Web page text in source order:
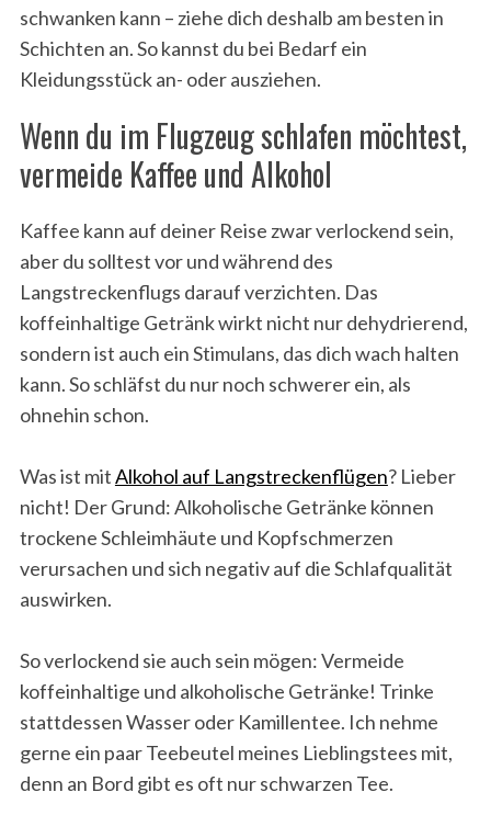
schwanken kann – ziehe dich deshalb am besten in
Schichten an. So kannst du bei Bedarf ein
Kleidungsstück an- oder ausziehen.
Wenn du im Flugzeug schlafen möchtest,
vermeide Kaffee und Alkohol
Kaffee kann auf deiner Reise zwar verlockend sein,
aber du solltest vor und während des
Langstreckenflugs darauf verzichten. Das
koffeinhaltige Getränk wirkt nicht nur dehydrierend,
sondern ist auch ein Stimulans, das dich wach halten
kann. So schläfst du nur noch schwerer ein, als
ohnehin schon.
Was ist mitAlkohol auf Langstreckenflügen? Lieber
nicht! Der Grund: Alkoholische Getränke können
trockene Schleimhäute und Kopfschmerzen
verursachen und sich negativ auf die Schlafqualität
auswirken.
So verlockend sie auch sein mögen: Vermeide
koffeinhaltige und alkoholische Getränke! Trinke
stattdessen Wasser oder Kamillentee. Ich nehme
gerne ein paar Teebeutel meines Lieblingstees mit,
denn an Bord gibt es oft nur schwarzen Tee.